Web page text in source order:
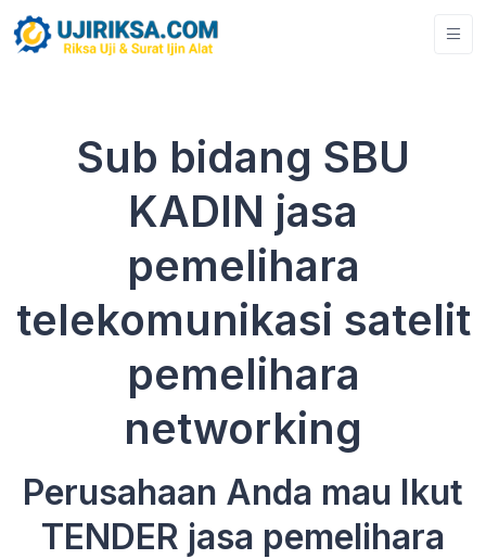
Sub bidang SBU
KADIN jasa
pemelihara
telekomunikasi satelit
pemelihara
networking
Perusahaan Anda mau Ikut
TENDER jasa pemelihara